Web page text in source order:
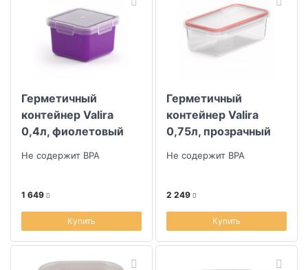
Герметичный
контейнер Valira
0,4л, фиолетовый
Не содержит BPA
1 649
Купить
Герметичный
контейнер Valira
0,75л, прозрачный
Не содержит BPA
2 249
Купить